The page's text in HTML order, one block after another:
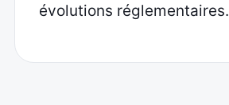
évolutions réglementaires.